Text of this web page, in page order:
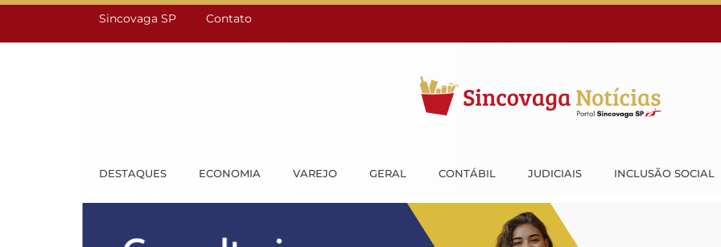
Sincovaga SP Contato
DESTAQUES ECONOMIA VAREJO GERAL CONTÁBIL JUDICIAIS INCLUSÃO SOCIAL